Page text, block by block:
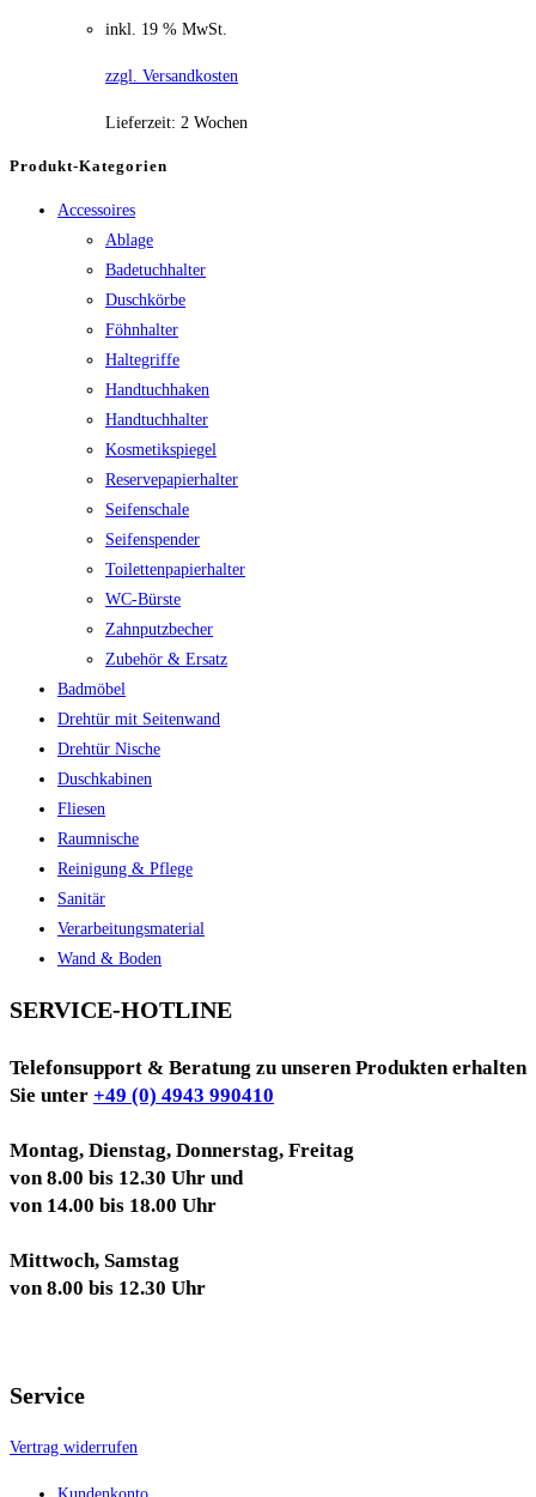
inkl. 19 % MwSt.
zzgl. Versandkosten
Lieferzeit: 2 Wochen
Produkt-Kategorien
Accessoires
Ablage
Badetuchhalter
Duschkörbe
Föhnhalter
Haltegriffe
Handtuchhaken
Handtuchhalter
Kosmetikspiegel
Reservepapierhalter
Seifenschale
Seifenspender
Toilettenpapierhalter
WC-Bürste
Zahnputzbecher
Zubehör & Ersatz
Badmöbel
Drehtür mit Seitenwand
Drehtür Nische
Duschkabinen
Fliesen
Raumnische
Reinigung & Pflege
Sanitär
Verarbeitungsmaterial
Wand & Boden
SERVICE-HOTLINE
Telefonsupport & Beratung zu unseren Produkten erhalten
Sie unter +49 (0) 4943 990410
Montag, Dienstag, Donnerstag, Freitag
von 8.00 bis 12.30 Uhr und
von 14.00 bis 18.00 Uhr
Mittwoch, Samstag
von 8.00 bis 12.30 Uhr
Service
Vertrag widerrufen